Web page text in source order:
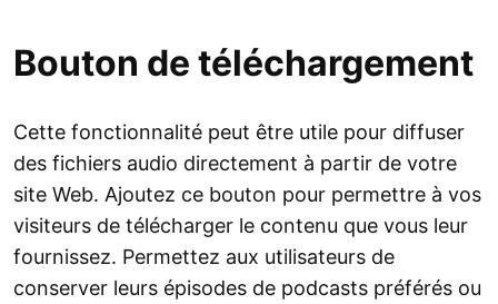
Bouton de téléchargement
Cette fonctionnalité peut être utile pour diffuser
des fichiers audio directement à partir de votre
site Web. Ajoutez ce bouton pour permettre à vos
visiteurs de télécharger le contenu que vous leur
fournissez. Permettez aux utilisateurs de
conserver leurs épisodes de podcasts préférés ou